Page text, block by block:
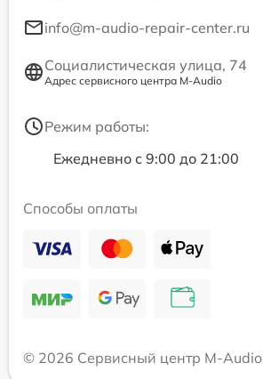
info@m-audio-repair-center.ru
Социалистическая улица, 74
Адрес сервисного центра M-Audio
Режим работы:
Ежедневно с 9:00 до 21:00
Способы оплаты
© 2026 Сервисный центр M-Audio